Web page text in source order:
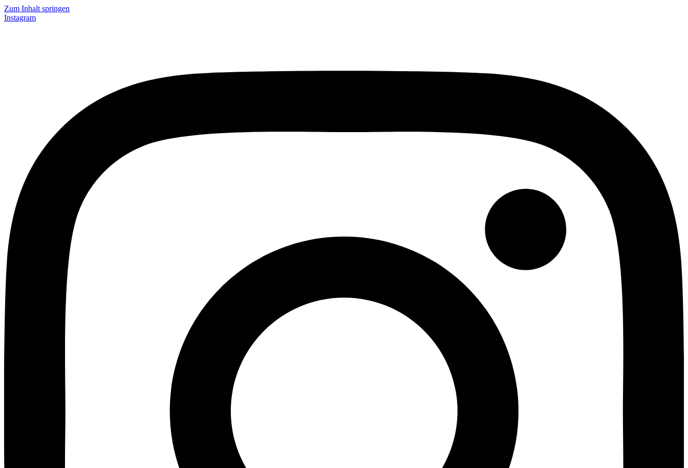
Zum Inhalt springen
Instagram